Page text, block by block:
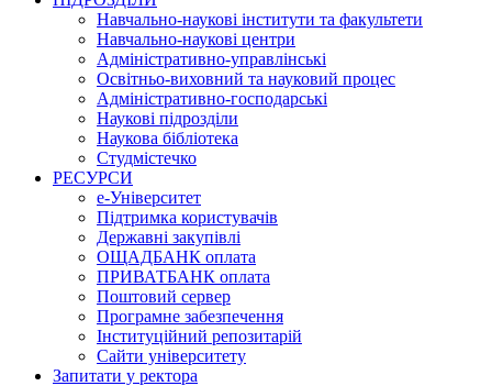
Навчально-наукові інститути та факультети
Навчально-наукові центри
Адміністративно-управлінські
Освітньо-виховний та науковий процес
Адміністративно-господарські
Наукові підрозділи
Наукова бібліотека
Студмістечко
РЕСУРСИ
е-Університет
Підтримка користувачів
Державні закупівлі
ОЩАДБАНК оплата
ПРИВАТБАНК оплата
Поштовий сервер
Програмне забезпечення
Інституційний репозитарій
Сайти університету
Запитати у ректора